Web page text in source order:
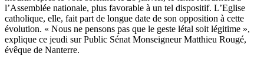
l’Assemblée nationale, plus favorable à un tel dispositif. L’Eglise
catholique, elle, fait part de longue date de son opposition à cette
évolution. « Nous ne pensons pas que le geste létal soit légitime »,
explique ce jeudi sur Public Sénat Monseigneur Matthieu Rougé,
évêque de Nanterre.